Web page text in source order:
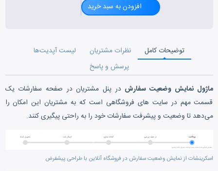
افزودن به سبد خرید
توضیحات کامل نظرات مشتریان
لیست آپدیت‌ها
پرسش و پاسخ
ماژول نمایش وضعیت سفارش در پنل مشتریان در صفحه سفارشات یک
قسمت مهم در سایت های فروشگاهی است که به مشتریان این امکان را
می‌دهد تا وضعیت و پیشرفت سفارشات خود را به راحتی پیگیری کنند.
اسکرینشات از نمایش وضعیت سفارش در فروشگاه آنلاین با طراحی پیشفرض